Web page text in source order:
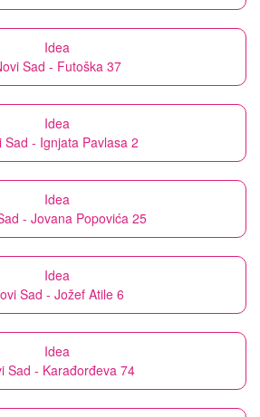
Idea
Sad - Futoška 37
Idea
Sad - Ignjata Pavlasa 2
Idea
- Jovana Popovića 25
Idea
Sad - Jožef Atile 6
Idea
Sad - Karađorđeva 74